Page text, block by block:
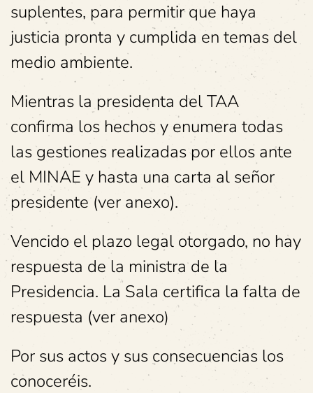
suplentes, para permitir que haya
justicia pronta y cumplida en temas del
medio ambiente.
Mientras la presidenta del TAA
confirma los hechos y enumera todas
las gestiones realizadas por ellos ante
el MINAE y hasta una carta al señor
presidente (ver anexo).
Vencido el plazo legal otorgado, no hay
respuesta de la ministra de la
Presidencia. La Sala certifica la falta de
respuesta (ver anexo)
Por sus actos y sus consecuencias los
conoceréis.